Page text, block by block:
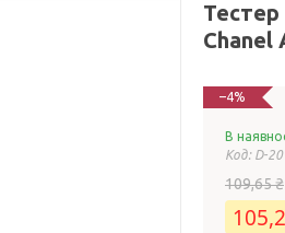
Тестер
Chanel
–4%
В
Код: D-
109,65 ₴